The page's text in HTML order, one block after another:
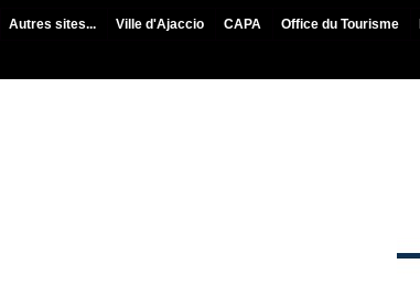
Autres sites... Ville d'Ajaccio CAPA Office du Tourisme